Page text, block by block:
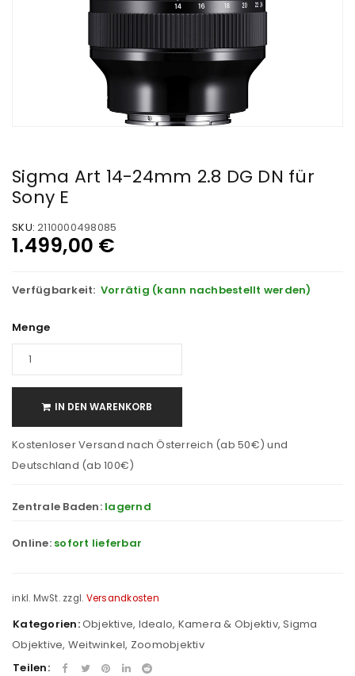
Sigma Art 14-24mm 2.8 DG DN für
Sony E
SKU: 2110000498085
1.499,00 €
Verfügbarkeit: Vorrätig (kann nachbestellt werden)
Menge
IN DEN WARENKORB
Kostenloser Versand nach Österreich (ab 50€) und
Deutschland (ab 100€)
Zentrale Baden: lagernd
Online: sofort lieferbar
inkl. MwSt. zzgl. Versandkosten
Kategorien:Objektive, Idealo, Kamera & Objektiv,Sigma
Objektive, Weitwinkel, Zoomobjektiv
Teilen: